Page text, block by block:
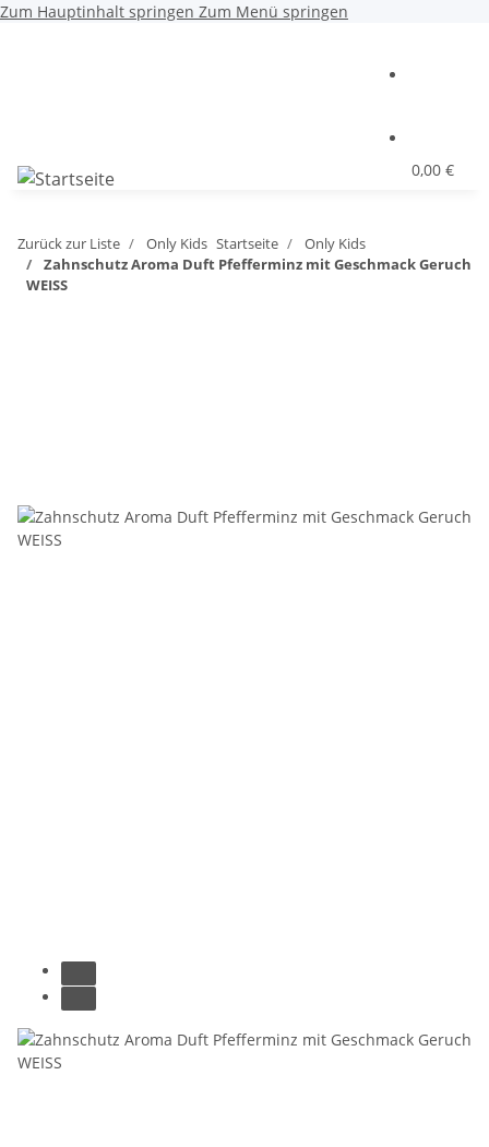
Zum Hauptinhalt springen Zum Menü springen
0,00 €
Zurück zur Liste Only Kids Startseite
Only Kids
Zahnschutz Aroma Duft Pfefferminz mit Geschmack Geruch
WEISS